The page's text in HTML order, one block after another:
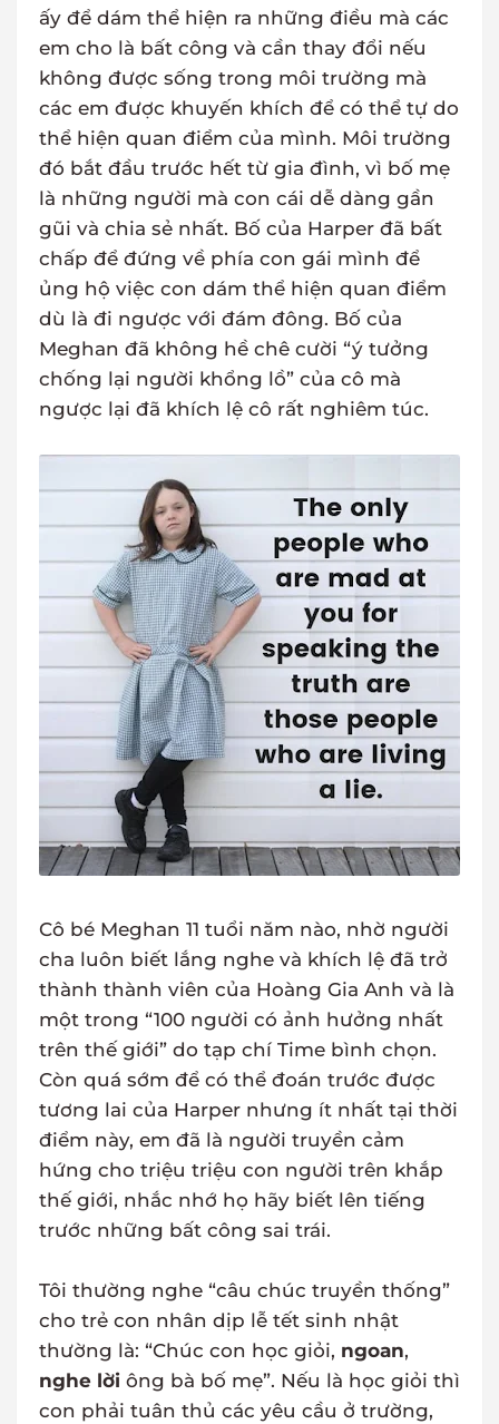
ấy để dám thể hiện ra những điều mà các
em cho là bất công và cần thay đổi nếu
không được sống trong môi trường mà
các em được khuyến khích để có thể tự do
thể hiện quan điểm của mình. Môi trường
đó bắt đầu trước hết từ gia đình, vì bố mẹ
là những người mà con cái dễ dàng gần
gũi và chia sẻ nhất. Bố của Harper đã bất
chấp để đứng về phía con gái mình để
ủng hộ việc con dám thể hiện quan điểm
dù là đi ngược với đám đông. Bố của
Meghan đã không hề chê cười “ý tưởng
chống lại người khổng lồ” của cô mà
ngược lại đã khích lệ cô rất nghiêm túc.
Cô bé Meghan 11 tuổi năm nào, nhờ người
cha luôn biết lắng nghe và khích lệ đã trở
thành thành viên của Hoàng Gia Anh và là
một trong “100 người có ảnh hưởng nhất
trên thế giới” do tạp chí Time bình chọn.
Còn quá sớm để có thể đoán trước được
tương lai của Harper nhưng ít nhất tại thời
điểm này, em đã là người truyền cảm
hứng cho triệu triệu con người trên khắp
thế giới, nhắc nhớ họ hãy biết lên tiếng
trước những bất công sai trái.
Tôi thường nghe “câu chúc truyền thống”
cho trẻ con nhân dịp lễ tết sinh nhật
thường là: “Chúc con học giỏi, ngoan,
nghe lời ông bà bố mẹ”. Nếu là học giỏi thì
con phải tuân thủ các yêu cầu ở trường,